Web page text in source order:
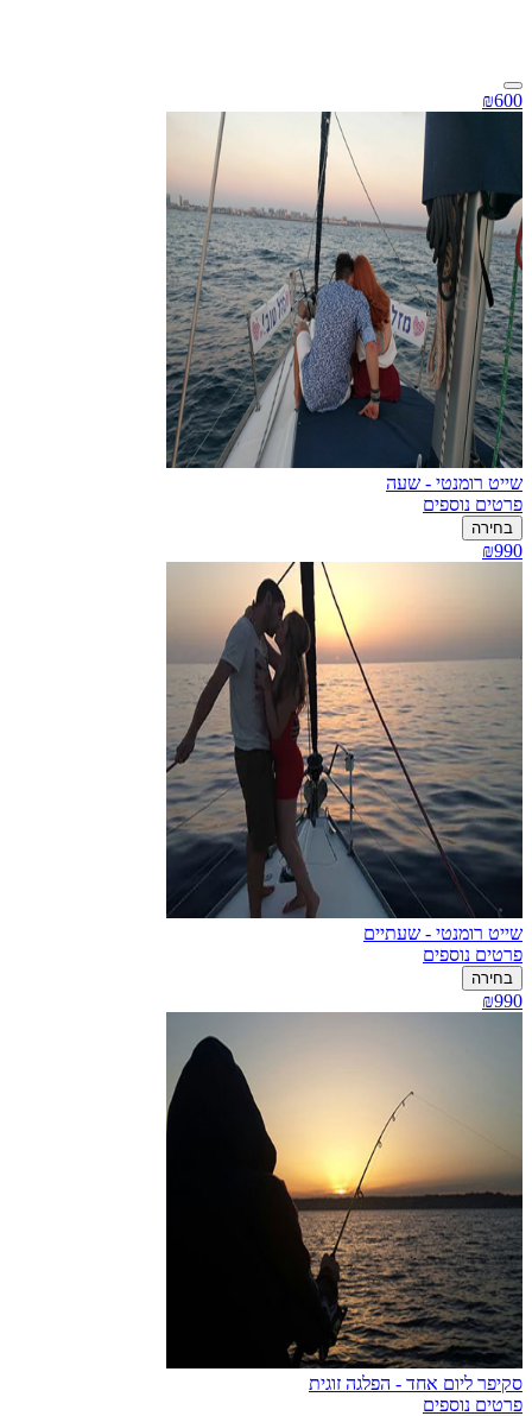
₪600
שייט רומנטי - שעה
פרטים נוספים
בחירה
₪990
שייט רומנטי - שעתיים
פרטים נוספים
בחירה
₪990
סקיפר ליום אחד - הפלגה זוגית
פרטים נוספים